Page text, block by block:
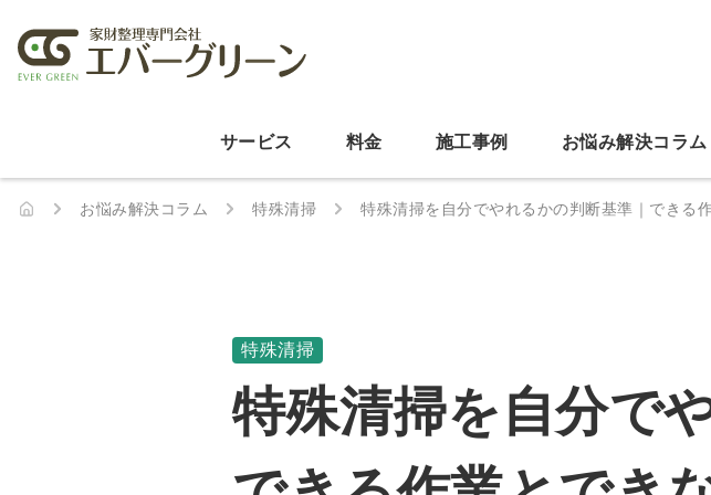
サービス 料金 施工事例 お悩み解決コラム
お悩み解決コラム 特殊清掃 特殊清掃を自分でやれるかの判断基準｜できる
特殊清掃
特殊清掃を自分で